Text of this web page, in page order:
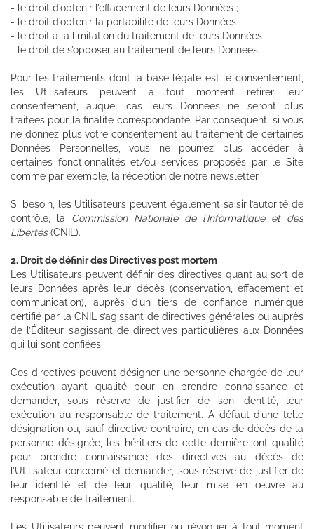
- le droit d’obtenir l’effacement de leurs Données ;
- le droit d’obtenir la portabilité de leurs Données ;
- le droit à la limitation du traitement de leurs Données ;
- le droit de s’opposer au traitement de leurs Données.
Pour les traitements dont la base légale est le consentement,
les Utilisateurs peuvent à tout moment retirer leur
consentement, auquel cas leurs Données ne seront plus
traitées pour la finalité correspondante. Par conséquent, si vous
ne donnez plus votre consentement au traitement de certaines
Données Personnelles, vous ne pourrez plus accéder à
certaines fonctionnalités et/ou services proposés par le Site
comme par exemple, la réception de notre newsletter.
Si besoin, les Utilisateurs peuvent également saisir l’autorité de
contrôle, la Commission Nationale de l’Informatique et des
Libertés(CNIL).
2. Droit de définir des Directives post mortem
Les Utilisateurs peuvent définir des directives quant au sort de
leurs Données après leur décès (conservation, effacement et
communication), auprès d’un tiers de confiance numérique
certifié par la CNIL s’agissant de directives générales ou auprès
de l’Éditeur s’agissant de directives particulières aux Données
qui lui sont confiées.
Ces directives peuvent désigner une personne chargée de leur
exécution ayant qualité pour en prendre connaissance et
demander, sous réserve de justifier de son identité, leur
exécution au responsable de traitement. A défaut d’une telle
désignation ou, sauf directive contraire, en cas de décès de la
personne désignée, les héritiers de cette dernière ont qualité
pour prendre connaissance des directives au décès de
l’Utilisateur concerné et demander, sous réserve de justifier de
leur identité et de leur qualité, leur mise en œuvre au
responsable de traitement.
Les Utilisateurs peuvent modifier ou révoquer à tout moment